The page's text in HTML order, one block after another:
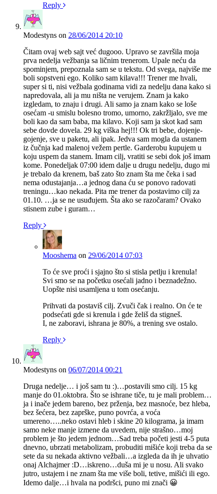
Reply
Modestyns on 28/06/2014 20:10
Čitam ovaj web sajt već dugooo. Upravo se završila moja
prva nedelja vežbanja sa ličnim trenerom. Upale neću da
spominjem, prepoznala sam se u tekstu. Od svega, najviše me
boli sopstveni ego. Koliko sam kilava!!! Trener me hvali,
super si ti, nisi vežbala godinama vidi za nedelju dana kako si
napredovala, ali ja mu ništa ne verujem. Znam ja kako
izgledam, to znaju i drugi. Ali samo ja znam kako se loše
osećam -u smislu bolesno tromo, umorno, zakržljalo, sve me
boli kao da sam baba, ma kilavo. Koji sam ja skot kad sam
sebe dovde dovela. 29 kg viška hej!!! Ok tri bebe, dojenje-
gojenje, sve u paketu, ali ipak. Jedva sam mogla da ustanem
iz čučnja kad malenoj vežem pertle. Garderobu kupujem u
koju uspem da stanem. Imam cilj, vratiti se sebi dok još imam
kome. Ponedeljak 07:00 idem dalje u drugu nedelju, dugo mi
je trebalo da krenem, baš zato što znam šta me čeka i sad
nema odustajanja…a jednog dana ću se ponovo radovati
treningu…kao nekada. Pita me trener da postavimo cilj za
01.10. …ja se ne usuđujem. Šta ako se razočaram? Ovako
stisnem zube i guram…
Reply
Mooshema on 29/06/2014 07:03
To će sve proći i sjajno što si stisla petlju i krenula!
Svi smo se na početku osećali jadno i beznadežno.
Uopšte nisi usamljena u tom osećanju.
Prihvati da postaviš cilj. Zvuči čak i realno. On će te
podsećati gde si krenula i gde želiš da stigneš.
I, ne zaboravi, ishrana je 80%, a trening sve ostalo.
Reply
Modestyns on 06/07/2014 00:21
Druga nedelje… i još sam tu :)…postavili smo cilj. 15 kg
manje do 01.oktobra. Što se ishrane tiče, tu je mali problem…
ja i inače jedem bareno, bez prženja, bez masnoće, bez hleba,
bez šećera, bez zaprške, puno povrća, a voća
umereno…..neko ostavi hleb i skine 20 kilograma, ja imam
samo neke manje izmene da uvedem, nije strašno…moj
problem je što jedem jednom…Sad treba početi jesti 4-5 puta
dnevno, ubrzati metabolizam, probuditi mišiće koji treba da se
sete da su nekada aktivno vežbali…a izgleda da ih je uhvatio
onaj Alchajmer :D…iskreno…duša mi je u nosu. Ali svako
jutro, ustajem i ne znam šta me više boli, tetive, mišići ili ego.
Idemo dalje…i hvala na podršci, puno mi znači 😀